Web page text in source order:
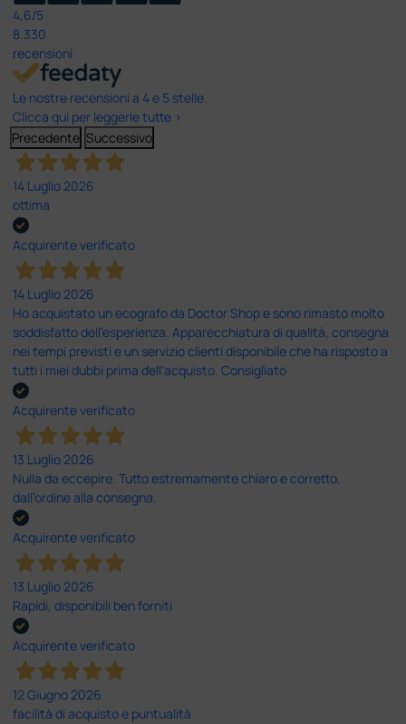
4,6/5
8.330
recensioni
Le nostre recensioni a 4 e 5 stelle.
Clicca qui per leggerle tutte >
Precedente Successivo
14 Luglio 2026
ottima
Acquirente verificato
14 Luglio 2026
Ho acquistato un ecografo da Doctor Shop e sono rimasto molto
soddisfatto dell'esperienza. Apparecchiatura di qualità, consegna
nei tempi previsti e un servizio clienti disponibile che ha risposto a
tutti i miei dubbi prima dell'acquisto. Consigliato
Acquirente verificato
13 Luglio 2026
Nulla da eccepire. Tutto estremamente chiaro e corretto,
dall’ordine alla consegna.
Acquirente verificato
13 Luglio 2026
Rapidi, disponibili ben forniti
Acquirente verificato
12 Giugno 2026
facilità di acquisto e puntualità